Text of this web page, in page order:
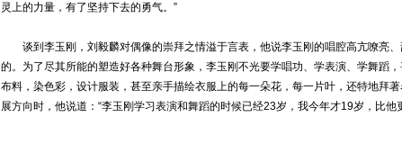
灵上的力量，有了坚持下去的勇气。”
谈到李玉刚，刘毅麟对偶像的崇拜之情溢于言表，他说李玉刚的唱腔高亢嘹亮
的。为了尽其所能的塑造好各种舞台形象，李玉刚不光要学唱功、学表演、学舞蹈
布料，染色彩，设计服装，甚至亲手描绘衣服上的每一朵花，每一片叶，还特地拜
展方向时，他说道：“李玉刚学习表演和舞蹈的时候已经23岁，我今年才19岁，比